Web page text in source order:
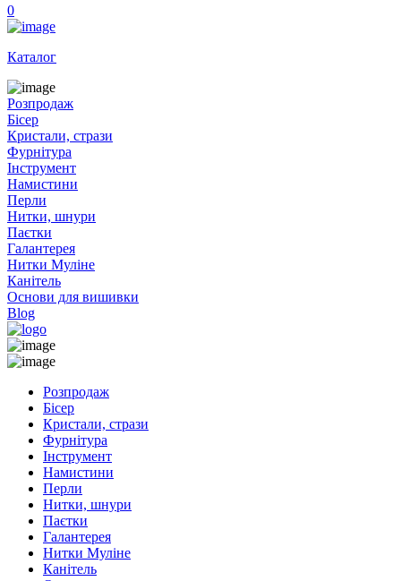
0
Каталог
Розпродаж
Бісер
Кристали, стрази
Фурнітура
Інструмент
Намистини
Перли
Нитки, шнури
Паєтки
Галантерея
Нитки Муліне
Канітель
Основи для вишивки
Blog
Розпродаж
Бісер
Кристали, стрази
Фурнітура
Інструмент
Намистини
Перли
Нитки, шнури
Паєтки
Галантерея
Нитки Муліне
Канітель